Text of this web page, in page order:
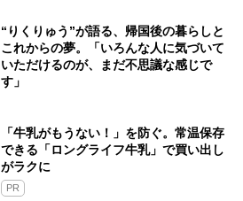
“りくりゅう”が語る、帰国後の暮らしと
これからの夢。「いろんな人に気づいて
いただけるのが、まだ不思議な感じで
す」
「牛乳がもうない！」を防ぐ。常温保存
できる「ロングライフ牛乳」で買い出し
がラクに
PR